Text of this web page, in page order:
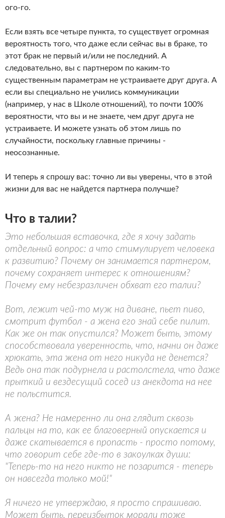
ого-го.
Если взять все четыре пункта, то существует огромная
вероятность того, что даже если сейчас вы в браке, то
этот брак не первый и/или не последний. А
следовательно, вы с партнером по каким-то
существенным параметрам не устраиваете друг друга. А
если вы специально не учились коммуникации
(например, у нас в Школе отношений), то почти 100%
вероятности, что вы и не знаете, чем друг друга не
устраиваете. И можете узнать об этом лишь по
случайности, поскольку главные причины -
неосознанные.
И теперь я спрошу вас: точно ли вы уверены, что в этой
жизни для вас не найдется партнера получше?
Что в талии?
Это небольшая вставочка, где я хочу задать
отдельный вопрос: а что стимулирует человека
к развитию? Почему он занимается партнером,
почему сохраняет интерес к отношениям?
Почему ему небезразличен обхват его талии?
Вот, лежит чей-то муж на диване, пьет пиво,
смотрит футбол - а жена его знай себе пилит.
Как же он так опустился? Может быть, этому
способствовала уверенность, что, начни он даже
хрюкать, эта жена от него никуда не денется?
Ведь она так подурнела и растолстела, что даже
прыткий и вездесущий сосед из анекдота на нее
не польстится.
А жена? Не намеренно ли она глядит сквозь
пальцы на то, как ее благоверный опускается и
даже скатывается в пропасть - просто потому,
что говорит себе где-то в закоулках души:
"Теперь-то на него никто не позарится - теперь
он навсегда только мой!"
Я ничего не утверждаю, я просто спрашиваю.
Может быть, переизбыток морали тоже